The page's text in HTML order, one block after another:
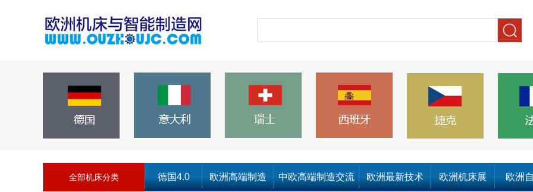
全部机床分类 德国4.0 欧洲高端制造 中欧高端制造交流 欧洲最新技术 欧洲机床展 欧洲